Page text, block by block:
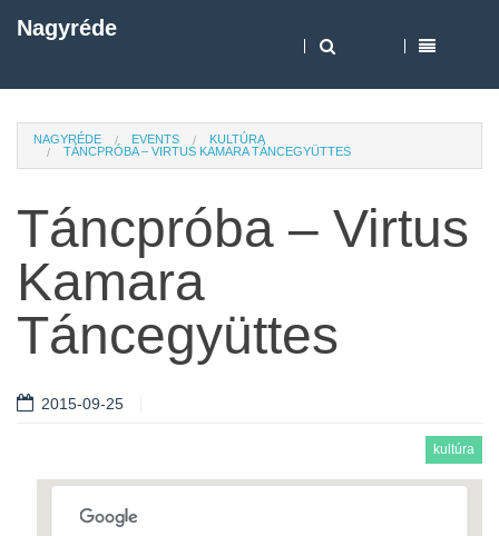
Nagyréde
NAGYRÉDE EVENTS
KULTÚRA
TÁNCPRÓBA – VIRTUS KAMARA TÁNCEGYÜTTES
Táncpróba – Virtus
Kamara
Táncegyüttes
2015-09-25
kultúra